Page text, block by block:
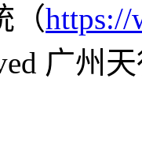
（https://
广州